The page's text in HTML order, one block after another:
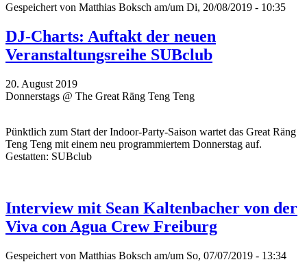
Gespeichert von Matthias Boksch am/um Di, 20/08/2019 - 10:35
DJ-Charts: Auftakt der neuen
Veranstaltungsreihe SUBclub
20. August 2019
Donnerstags @ The Great Räng Teng Teng
Pünktlich zum Start der Indoor-Party-Saison wartet das Great Räng
Teng Teng mit einem neu programmiertem Donnerstag auf.
Gestatten: SUBclub
Interview mit Sean Kaltenbacher von der
Viva con Agua Crew Freiburg
Gespeichert von Matthias Boksch am/um So, 07/07/2019 - 13:34